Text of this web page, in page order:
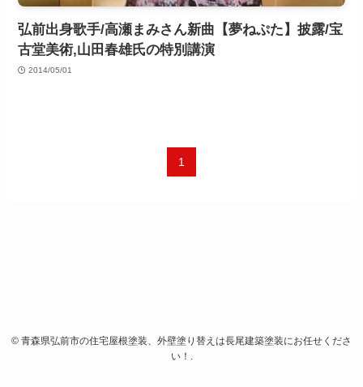
弘前出身歌手/高瀬まみさん新曲【夢ねぷた】披露/宝
古堂美術,山田春雄氏の特別講演
2014/05/01
1
© 青森県弘前市の住宅屋根塗装、外壁塗り替えは長尾建築塗装にお任せくださ
い！.